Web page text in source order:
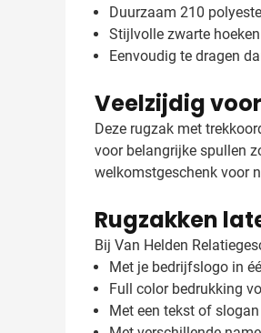
Duurzaam 210
Stijlvolle zwarte
Eenvoudig te dragen
Veelzijdig
Deze rugzak met
voor belangrijke spullen
welkomstgeschenk voor
Rugzakken
Bij Van Helden
Met je bedrijfslogo in
Full color bedrukking
Met een tekst of